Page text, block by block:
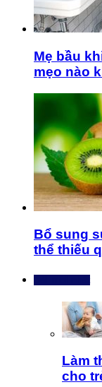
Mẹ bầu
mẹo nào
Bổ sung
thể thiếu
Làm
cho